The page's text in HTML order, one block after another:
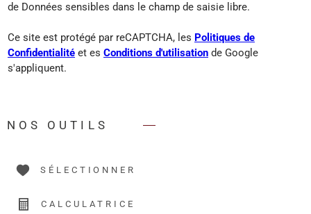
de Données sensibles dans le champ de saisie libre.
Ce site est protégé par reCAPTCHA, les Politiques de
Confidentialité et es Conditions d'utilisation de Google
s'appliquent.
NOS OUTILS
SÉLECTIONNER
CALCULATRICE